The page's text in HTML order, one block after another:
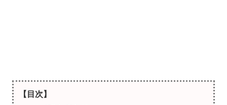
【目次】